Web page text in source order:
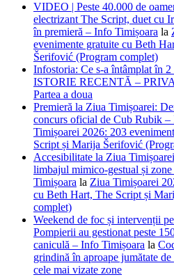
VIDEO | Peste 40.000 de
electrizant The Script, duet cu
în premieră – Info Timișoara la
evenimente gratuite cu Beth
Šerifović (Program complet)
Infostoria: Ce s-a întâmplat în
ISTORIE RECENTĂ –
Partea a doua
Premieră la Ziua Timișoarei:
concurs oficial de Cub Rubik –
Timișoarei 2026: 203
Script și Marija Šerifović
Accesibilitate la Ziua
limbajul mimico-gestual și
Timișoara la Ziua Timișoarei
cu Beth Hart, The Script și
complet)
Weekend de foc și intervenții
Pompierii au gestionat peste
caniculă – Info Timișoara la
grindină în aproape jumătate
cele mai vizate zone